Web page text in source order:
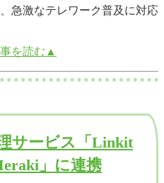
急激なテレワーク普及に対応
を読む▲
サービス「Linkit
」に連携